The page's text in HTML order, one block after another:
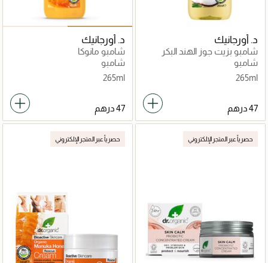
د. أورجانيك
شامبو بزيت جوز الهند البكر
شامبو
265ml
د. أورجانيك
شامبو مانوكا
شامبو
265ml
حصرياً عبر المتجر الإلكتروني حصرياً عبر المتجر الإلكتروني